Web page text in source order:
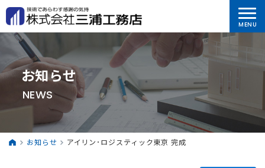
お知らせ
NEWS
お知らせ アイリン･ロジスティック東京 完成